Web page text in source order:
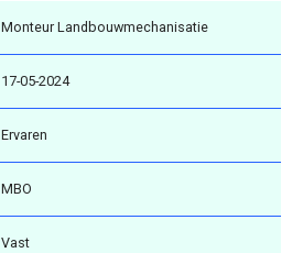
Monteur Landbouwmechanisatie
17-05-2024
Ervaren
MBO
Vast